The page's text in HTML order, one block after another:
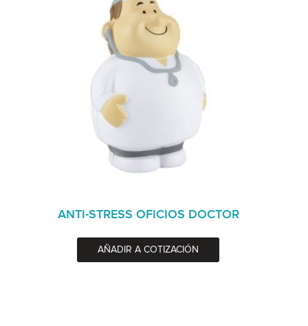
ANTI-STRESS OFICIOS DOCTOR
AÑADIR A COTIZACIÓN